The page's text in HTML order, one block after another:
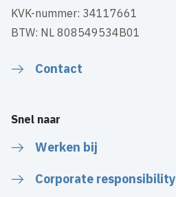
KVK-nummer: 34117661
BTW: NL 808549534B01
Contact
Snel naar
Werken bij
Corporate responsibility